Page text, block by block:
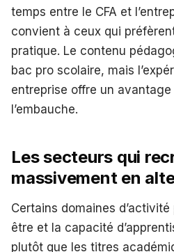
temps entre le CFA et
convient à ceux qui
pratique. Le contenu
bac pro scolaire, mais
entreprise offre un
l’embauche.
Les secteurs qui
massivement en
Certains domaines
être et la capacité
plutôt que les titres